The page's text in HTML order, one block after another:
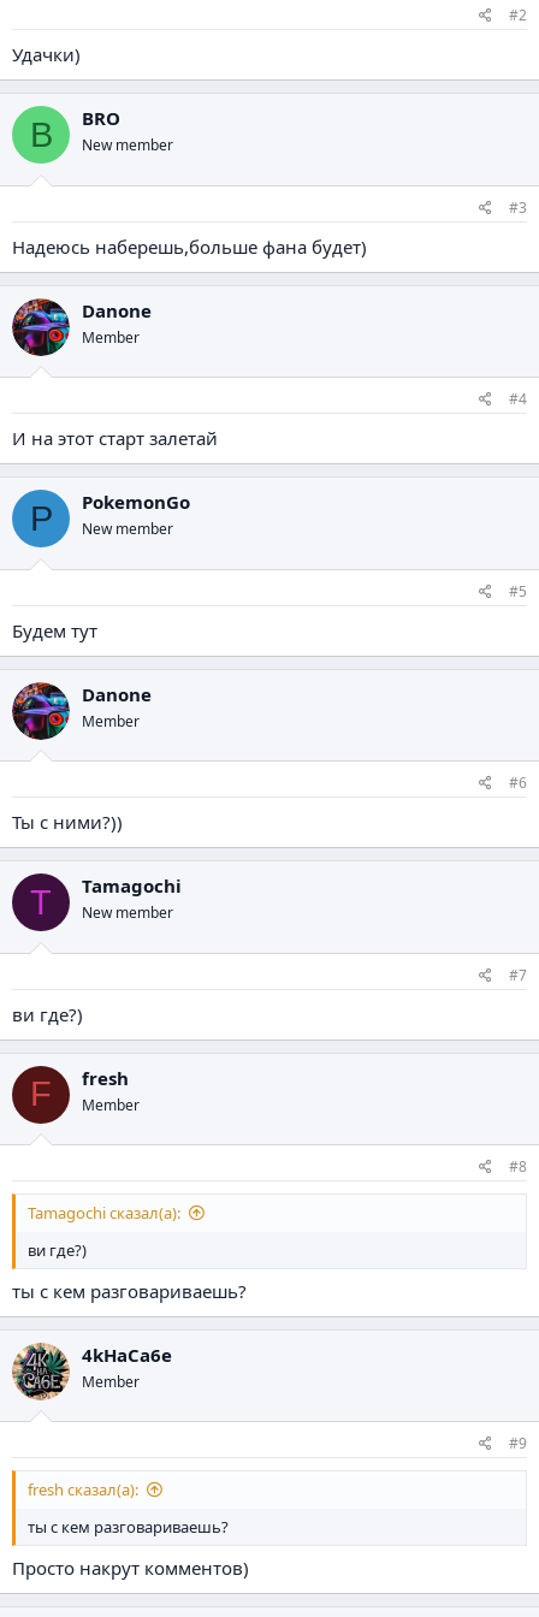
#2
Удачки)
B BRO
New member
#3
Надеюсь наберешь,больше фана будет)
Danone
Member
#4
И на этот старт залетай
P PokemonGo
New member
#5
Будем тут
Danone
Member
#6
Ты с ними?))
T Tamagochi
New member
#7
ви где?)
F fresh
Member
#8
Tamagochi сказал(а):
ви где?)
ты с кем разговариваешь?
4kHaCa6e
Member
#9
fresh сказал(а):
ты с кем разговариваешь?
Просто накрут комментов)